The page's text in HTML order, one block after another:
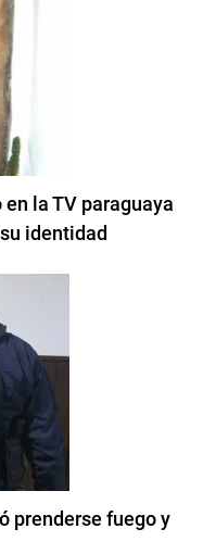
la TV paraguaya
identidad
prenderse fuego y